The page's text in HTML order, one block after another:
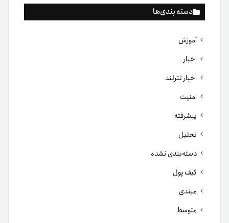
دسته بندی‌ها
آموزش
اخبار
اخبار تترلند
امنیت
پیشرفته
تحلیل
دسته‌بندی نشده
کیف پول
مبتدی
متوسط